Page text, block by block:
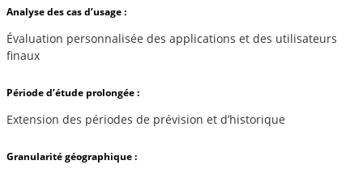
Analyse des cas d’usage :
Évaluation personnalisée des applications et des utilisateurs
finaux
Période d’étude prolongée :
Extension des périodes de prévision et d’historique
Granularité géographique :